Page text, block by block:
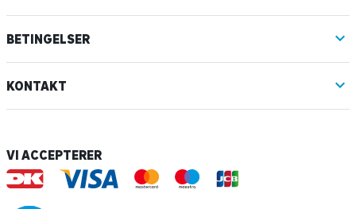
BETINGELSER
KONTAKT
VI ACCEPTERER